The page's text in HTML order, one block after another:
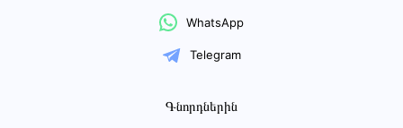
WhatsApp
Telegram
Գնորդներին